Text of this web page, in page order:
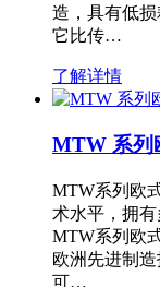
造，具有低
它比传…
了解详情
MTW 系列
MTW系列欧
术水平，拥
MTW系列欧
欧洲先进制
可…